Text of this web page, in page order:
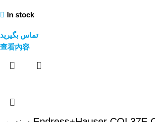
In stock
تماس بگیرید
查看內容